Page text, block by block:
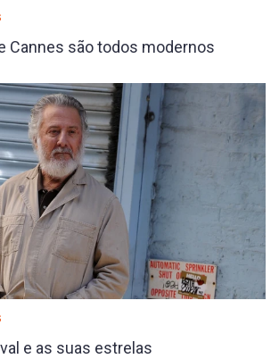
Cannes são todos modernos
e as suas estrelas